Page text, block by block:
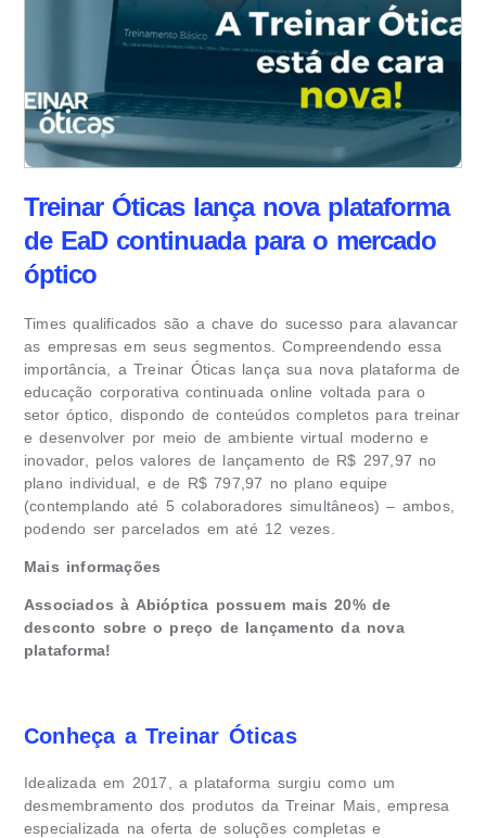
Treinar Óticas lança nova plataforma
de EaD continuada para o mercado
óptico
Times qualificados são a chave do sucesso para alavancar
as empresas em seus segmentos. Compreendendo essa
importância, a Treinar Óticas lança sua nova plataforma de
educação corporativa continuada online voltada para o
setor óptico, dispondo de conteúdos completos para treinar
e desenvolver por meio de ambiente virtual moderno e
inovador, pelos valores de lançamento de R$ 297,97 no
plano individual, e de R$ 797,97 no plano equipe
(contemplando até 5 colaboradores simultâneos) – ambos,
podendo ser parcelados em até 12 vezes.
Mais informações
Associados à Abióptica possuem mais 20% de
desconto sobre o preço de lançamento da nova
plataforma!
Conheça a Treinar Óticas
Idealizada em 2017, a plataforma surgiu como um
desmembramento dos produtos da Treinar Mais, empresa
especializada na oferta de soluções completas e